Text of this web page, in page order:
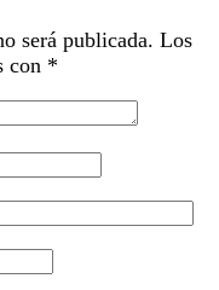
será publicada. Los
con *